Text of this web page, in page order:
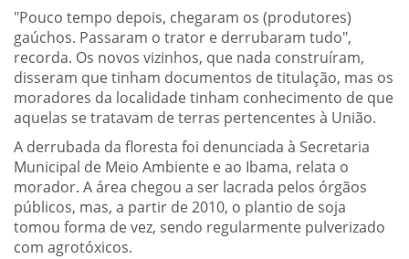
"Pouco tempo depois, chegaram os (produtores)
gaúchos. Passaram o trator e derrubaram tudo",
recorda. Os novos vizinhos, que nada construíram,
disseram que tinham documentos de titulação, mas os
moradores da localidade tinham conhecimento de que
aquelas se tratavam de terras pertencentes à União.
A derrubada da floresta foi denunciada à Secretaria
Municipal de Meio Ambiente e ao Ibama, relata o
morador. A área chegou a ser lacrada pelos órgãos
públicos, mas, a partir de 2010, o plantio de soja
tomou forma de vez, sendo regularmente pulverizado
com agrotóxicos.